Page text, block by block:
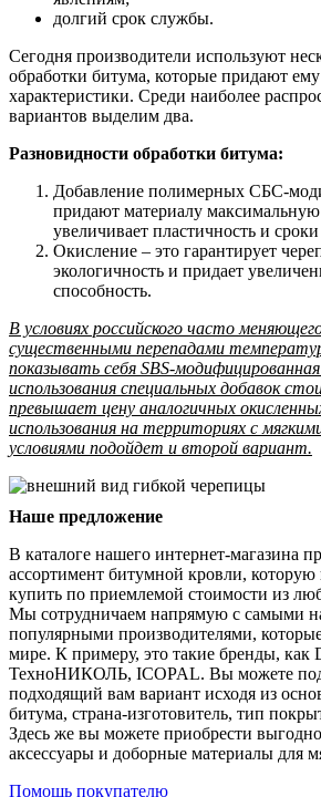
долгий срок службы.
Сегодня производители используют
обработки битума, которые придают
характеристики. Среди наиболее
вариантов выделим два.
Разновидности обработки битума:
Добавление полимерных СБС-
придают материалу максимальную
увеличивает пластичность и
Окисление – это гарантирует
экологичность и придает
способность.
В условиях российского часто
существенными перепадами
показывать себя SBS-
использования специальных добавок
превышает цену аналогичных
использования на территориях с
условиями подойдет и второй вариант.
Наше предложение
В каталоге нашего интернет-магазина
ассортимент битумной кровли, которую
купить по приемлемой стоимости из
Мы сотрудничаем напрямую с самыми
популярными производителями,
мире. К примеру, это такие бренды, как
ТехноНИКОЛЬ, ICOPAL. Вы можете
подходящий вам вариант исходя из
битума, страна-изготовитель, тип
Здесь же вы можете приобрести
аксессуары и доборные материалы для
Помощь покупателю